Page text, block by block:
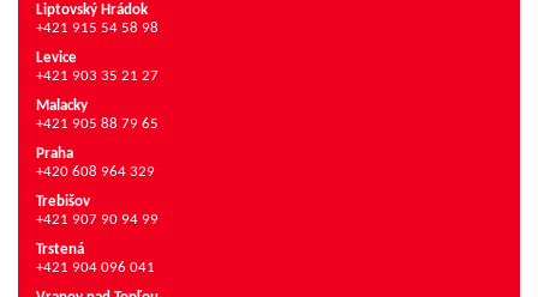
Liptovský Hrádok
+421 915 54 58 98
Levice
+421 903 35 21 27
Malacky
+421 905 88 79 65
Praha
+420 608 964 329
Trebišov
+421 907 90 94 99
Trstená
+421 904 096 041